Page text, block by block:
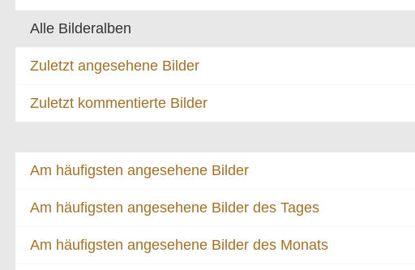
Alle Bilderalben
Zuletzt angesehene Bilder
Zuletzt kommentierte Bilder
Am häufigsten angesehene Bilder
Am häufigsten angesehene Bilder des Tages
Am häufigsten angesehene Bilder des Monats